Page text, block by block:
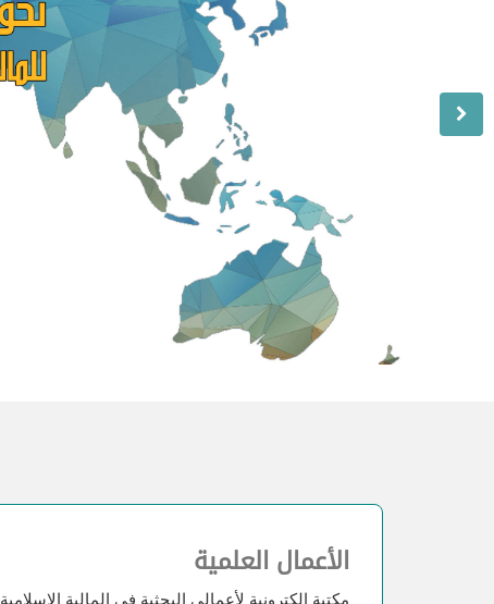
الأعمال العلمية
مكتبة الكترونية لأعمالي البحثية في المالية الإسلامية